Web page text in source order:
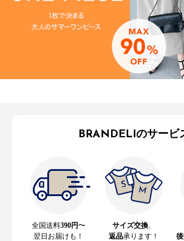
BRANDELIのサービ
全国送料390円〜
翌日お届けも！
サイズ交換
返品承ります！